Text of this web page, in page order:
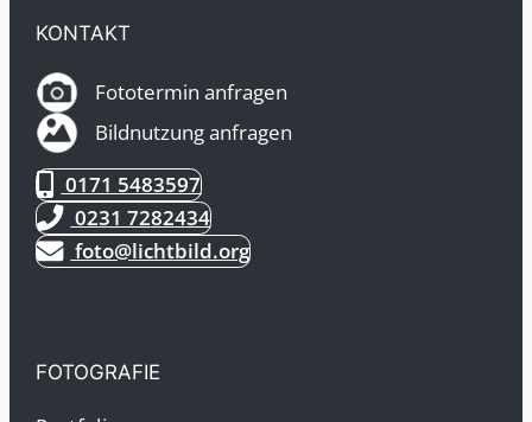
KONTAKT
Fototermin anfragen
Bildnutzung anfragen
0171 5483597
0231 7282434
foto@lichtbild.org
FOTOGRAFIE